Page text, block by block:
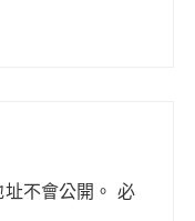
不會公開。 必